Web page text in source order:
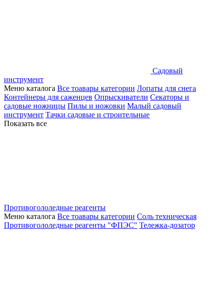
Садовый
инструмент
Меню каталога Все тоавары категории Лопаты для снега
Контейнеры для саженцев Опрыскиватели Секаторы и
садовые ножницы Пилы и ножовки Малый садовый
инструмент Тачки садовые и строительные
Показать все
Противогололедные реагенты
Меню каталога Все тоавары категории Соль техническая
Противогололедные реагенты "ФПЭС" Тележка-дозатор